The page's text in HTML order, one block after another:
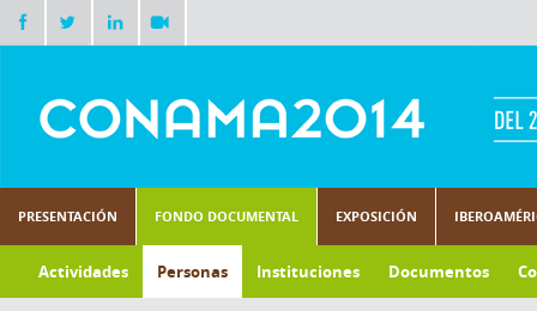
PRESENTACIÓN FONDO DOCUMENTAL EXPOSICIÓN
Actividades Personas Instituciones Documentos